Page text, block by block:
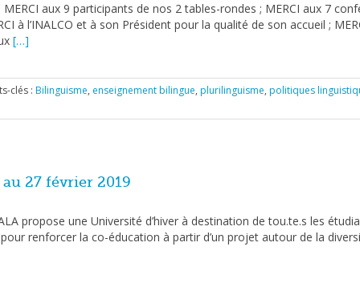
aux 9 participants de nos 2 tables-rondes ; MERCI aux 7
à l’INALCO et à son Président pour la qualité de son accueil ;
[…]
clés : Bilinguisme, enseignement bilingue, plurilinguisme, politiques
27 février 2019
propose une Université d’hiver à destination de tou.te.s les
renforcer la co-éducation à partir d’un projet autour de la